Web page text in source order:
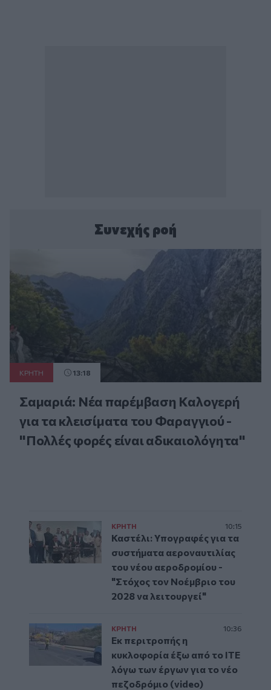
Συνεχής ροή
ΚΡΗΤΗ 13:18
Σαμαριά: Νέα παρέμβαση Καλογερή
για τα κλεισίματα του Φαραγγιού -
"Πολλές φορές είναι αδικαιολόγητα"
ΚΡΗΤΗ 10:15
Καστέλι: Υπογραφές για τα
συστήματα αεροναυτιλίας
του νέου αεροδρομίου -
"Στόχος τον Νοέμβριο του
2028 να λειτουργεί"
ΚΡΗΤΗ 10:36
Εκ περιτροπής η
κυκλοφορία έξω από το ΙΤΕ
λόγω των έργων για το νέο
πεζοδρόμιο (video)